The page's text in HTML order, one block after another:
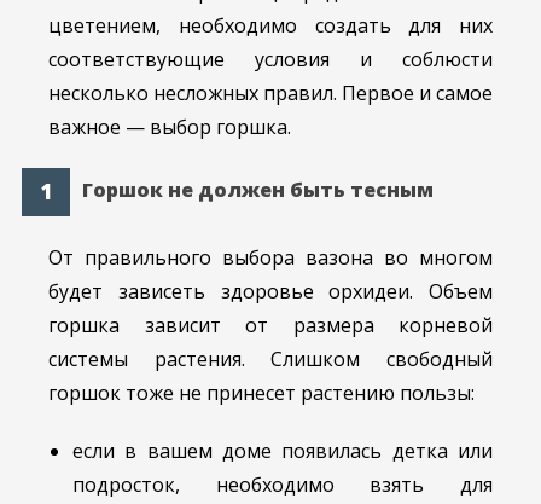
цветением, необходимо создать для них
соответствующие условия и соблюсти
несколько несложных правил. Первое и самое
важное — выбор горшка.
Горшок не должен быть тесным
От правильного выбора вазона во многом
будет зависеть здоровье орхидеи. Объем
горшка зависит от размера корневой
системы растения. Слишком свободный
горшок тоже не принесет растению пользы:
если в вашем доме появилась детка или
подросток, необходимо взять для